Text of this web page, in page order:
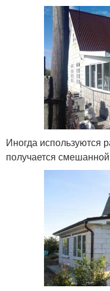
Иногда используются
получается